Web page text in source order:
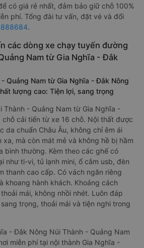
có giá rẻ nhất, đảm bảo giữ chỗ 100%
phí. Tổng đài tư vấn, đặt vé và đổi
.
các dòng xe chạy tuyến đường
Nam từ Gia Nghĩa - Đắk
Quảng Nam từ Gia Nghĩa - Đắk Nông
lượng cao: Tiện lợi, sang trọng
Thành - Quảng Nam từ Gia Nghĩa -
cải tiến từ xe 16 chỗ. Nội thất được
da chuẩn Châu Âu, không chỉ êm ái
xa, mà còn mát mẻ và không hề bị hầm
bình thường. Kèm theo các ghế có
như ti-vi, tủ lạnh mini, ổ cắm usb, đèn
thanh cao cấp. Có vách ngăn riêng
khoang hành khách. Khoảng cách
mái, không nhồi nhét. Luôn đáp
trọng, thoải mái và tiện nghi trong
- Đắk Nông Núi Thành - Quảng Nam
miễn phí tại nội thành Gia Nghĩa -